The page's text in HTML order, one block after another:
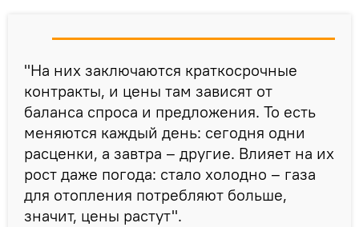
"На них заключаются краткосрочные
контракты, и цены там зависят от
баланса спроса и предложения. То есть
меняются каждый день: сегодня одни
расценки, а завтра – другие. Влияет на их
рост даже погода: стало холодно – газа
для отопления потребляют больше,
значит, цены растут".